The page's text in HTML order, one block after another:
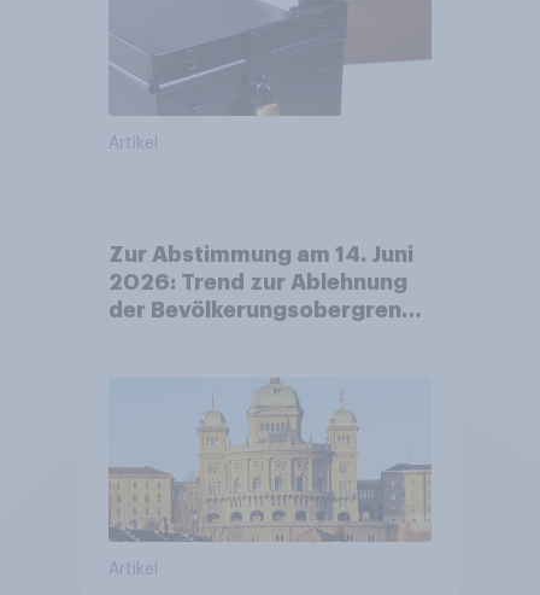
Artikel
Zur Abstimmung am 14. Juni
2026: Trend zur Ablehnung
der Bevölkerungsobergrenze
Zivildienstgesetz sinken
Artikel